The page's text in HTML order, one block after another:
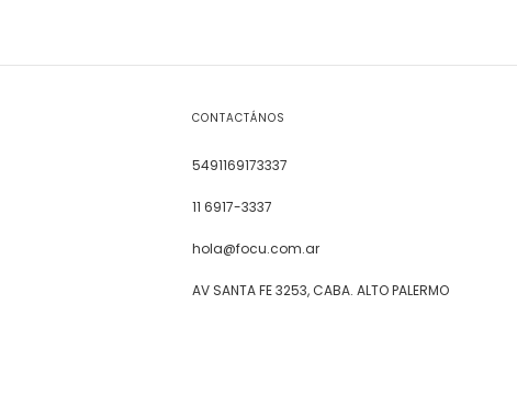
CONTACTÁNOS
5491169173337
11 6917-3337
hola@focu.com.ar
AV SANTA FE 3253, CABA. ALTO PALERMO